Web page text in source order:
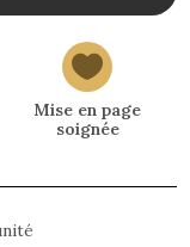

Mise en page
soignée